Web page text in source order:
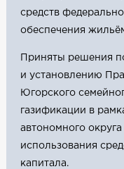
средств
обеспечения
Приняты решения
и установлению
Югорского
газификации в
автономного
использования
капитала.